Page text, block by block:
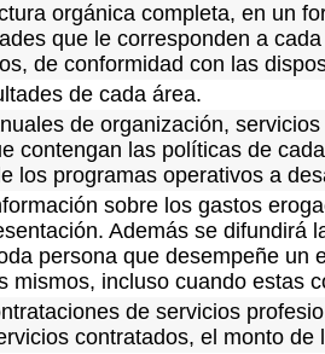
orgánica completa, en un
que le corresponden a
de conformidad con las
de cada área.
de organización,
contengan las políticas de
los programas operativos a
sobre los gastos
Además se difundirá
persona que desempeñe
mismos, incluso cuando estas
de servicios
contratados, el monto